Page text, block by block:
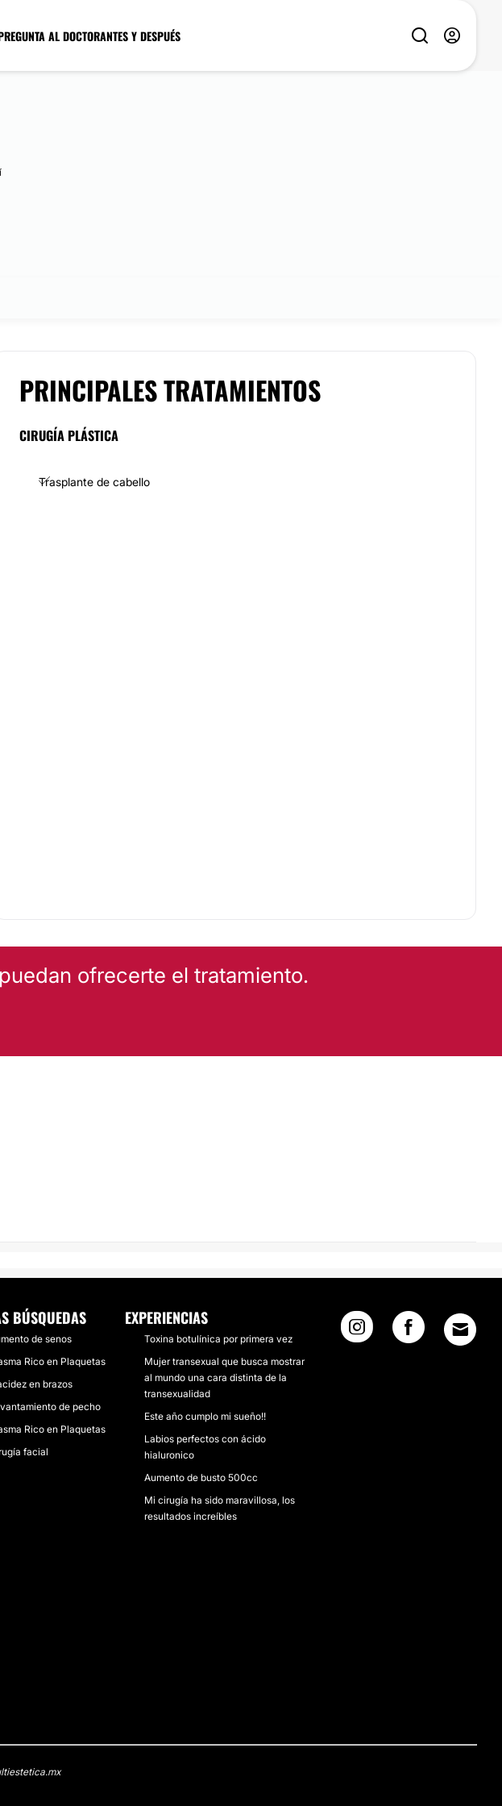
AL DOCTORANTES Y DESPUÉS
PRINCIPALES TRATAMIENTOS
CIRUGÍA PLÁSTICA
Trasplante de cabello
ofrecerte el tratamiento.
BÚSQUEDAS
de senos
Rico en Plaquetas
en brazos
de pecho
Rico en Plaquetas
facial
EXPERIENCIAS
Toxina botulínica por primera vez
Mujer transexual que busca mostrar
al mundo una cara distinta de la
transexualidad
Este año cumplo mi sueño!!
Labios perfectos con ácido
hialuronico
Aumento de busto 500cc
Mi cirugía ha sido maravillosa, los
resultados increíbles